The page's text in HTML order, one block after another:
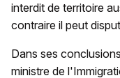
interdit de territoire
contraire il peut
Dans ses
ministre de